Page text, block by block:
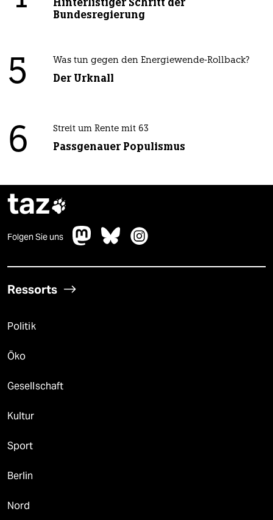
Bundesregierung
5 Was tun gegen den Energiewende-Rollback?
Der Urknall
6 Streit um Rente mit 63
Passgenauer Populismus
taz
Folgen Sie uns
Ressorts
Politik
Öko
Gesellschaft
Kultur
Sport
Berlin
Nord